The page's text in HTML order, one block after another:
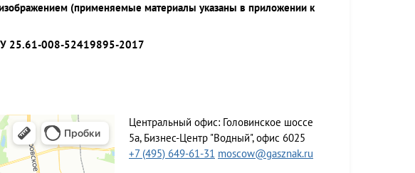
(применяемые материалы указаны в приложении к
25.61-008-52419895-2017
Центральный офис: Головинское шоссе
5а, Бизнес-Центр "Водный", офис 6025
+7 (495) 649-61-31 moscow@gasznak.ru